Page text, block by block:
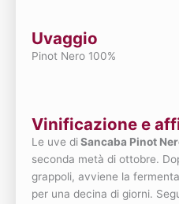
Uvaggio
Pinot Nero 100%
Vinificazione e
Le uve diSancaba Pinot
seconda metà di ottobre.
grappoli, avviene la
per una decina di giorni.